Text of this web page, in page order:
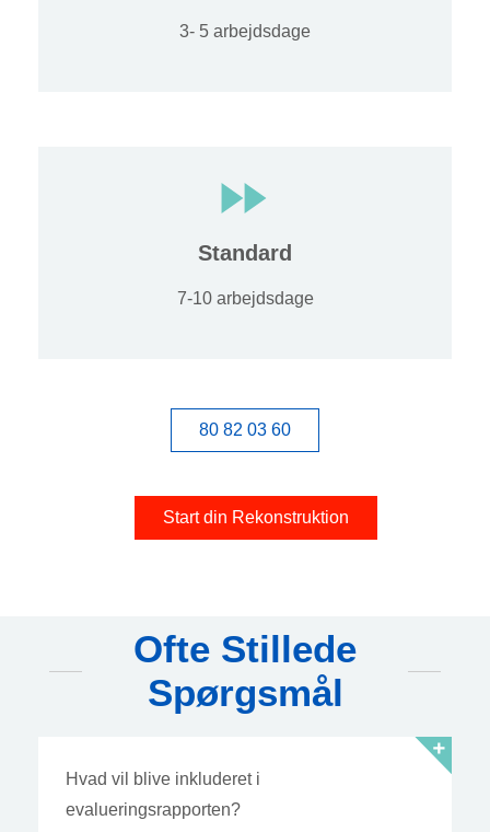
3- 5 arbejdsdage
Standard
7-10 arbejdsdage
80 82 03 60
Start din Rekonstruktion
Ofte Stillede
Spørgsmål
Hvad vil blive inkluderet i
evalueringsrapporten?